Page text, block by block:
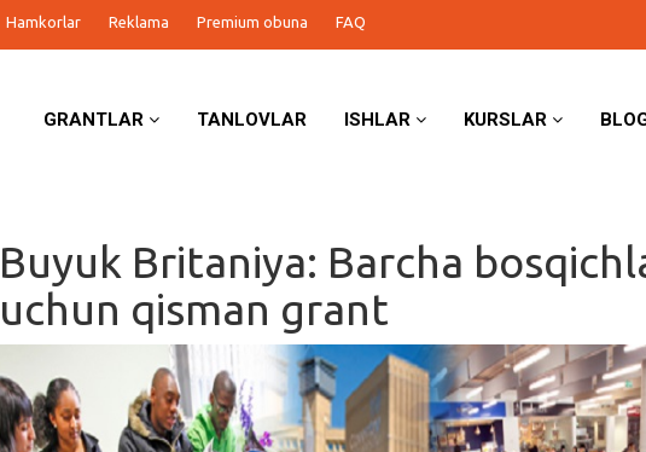
Hamkorlar Reklama Premium obuna FAQ
GRANTLAR TANLOVLAR ISHLAR KURSLAR
Buyuk Britaniya: Barcha
uchun qisman grant